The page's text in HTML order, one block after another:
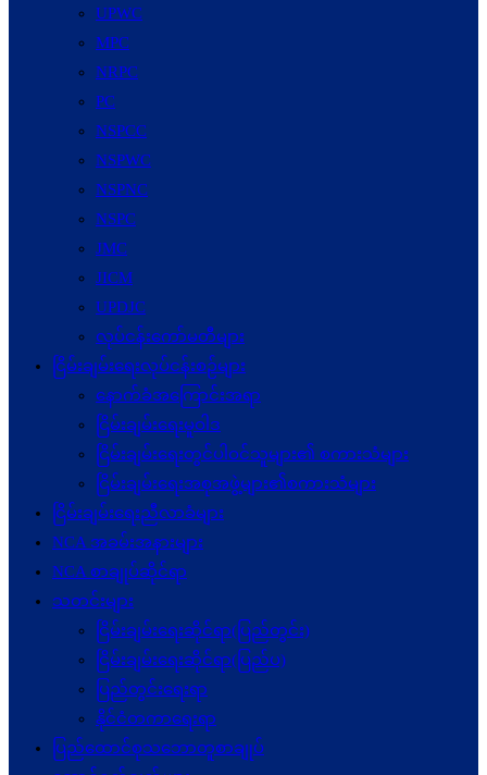
UPWC
MPC
NRPC
PC
NSPCC
NSPWC
NSPNC
NSPC
JMC
JICM
UPDJC
လုပ်ငန်းကော်မတီများ
ငြိမ်းချမ်းရေးလုပ်ငန်းစဉ်များ
နောက်ခံအကြောင်းအရာ
ငြိမ်းချမ်းရေးမူဝါဒ
ငြိမ်းချမ်းရေးတွင်ပါဝင်သူများ၏ စကားသံများ
ငြိမ်းချမ်းရေးအစုအဖွဲ့များ၏စကားသံများ
ငြိမ်းချမ်းရေးညီလာခံများ
NCA အခမ်းအနားများ
NCA စာချုပ်ဆိုင်ရာ
သတင်းများ
ငြိမ်းချမ်းရေးဆိုင်ရာ(ပြည်တွင်း)
ငြိမ်းချမ်းရေးဆိုင်ရာ(ပြည်ပ)
ပြည်တွင်းရေးရာ
နိုင်ငံတကာရေးရာ
ပြည်ထောင်စုသဘောတူစာချုပ်